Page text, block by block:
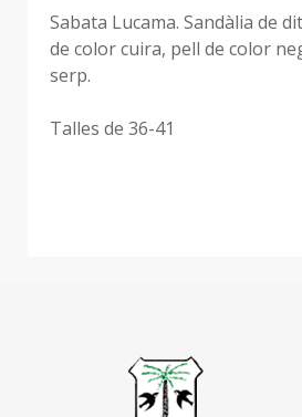
Sabata Lucama. Sandàlia de
de color cuira, pell de color
serp.
Talles de 36-41